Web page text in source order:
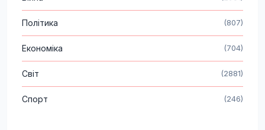
Політика (807)
Економіка (704)
Світ (2881)
Спорт (246)